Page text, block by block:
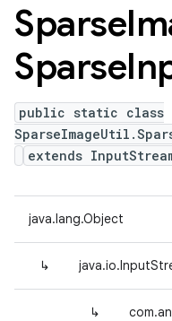
Sparse
Sparse
public static class
extends
java.lang.Object
↳
↳